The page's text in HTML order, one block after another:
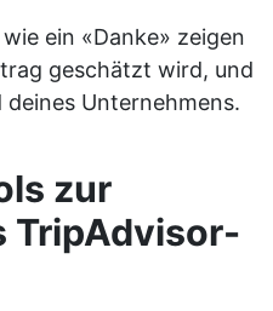
ein «Danke» zeigen
geschätzt wird, und
Unternehmens.
zur
TripAdvisor-